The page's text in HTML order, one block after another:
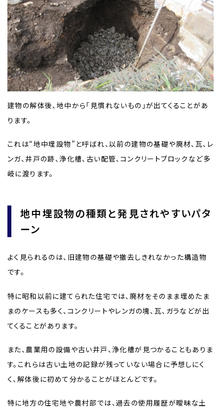
建物の解体後、地中から「見慣れないもの」が出てくることがあ
ります。
これは“地中埋設物”と呼ばれ、以前の建物の基礎や廃材、瓦、レ
ンガ、井戸の跡、浄化槽、古い配管、コンクリートブロックなど多
岐に渡ります。
地中埋設物の種類と発見されやすいパタ
ーン
よく見られるのは、旧建物の基礎や撤去しきれなかった構造物
です。
特に昭和以前に建てられた住宅では、廃材をそのまま埋めたま
まのケースも多く、コンクリートやレンガの塊、瓦、ガラなどが出
てくることがあります。
また、農業用の設備や古い井戸、浄化槽が見つかることもありま
す。これらは古い土地の記録が残っていない場合に予想しにく
く、解体後に初めて分かることがほとんどです。
特に地方の住宅地や農村部では、過去の使用履歴が曖昧な土